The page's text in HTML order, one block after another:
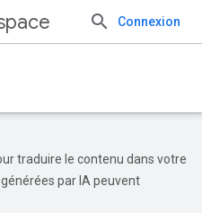
Connexion
traduire le contenu dans votre
par IA peuvent